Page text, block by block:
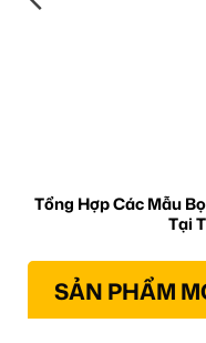
Tổng Hợp Các Mẫu
Tại
SẢN PHẨM